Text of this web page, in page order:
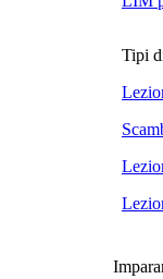
Tipi